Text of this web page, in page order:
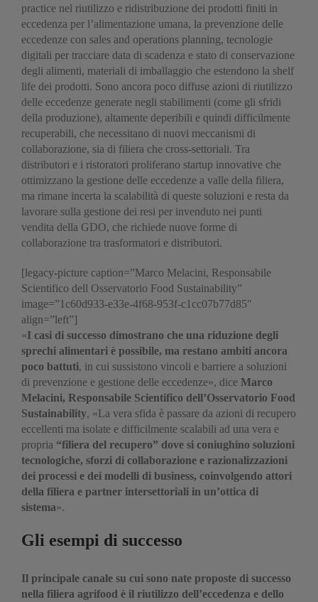
practice nel riutilizzo e ridistribuzione dei prodotti finiti in
eccedenza per l’alimentazione umana, la prevenzione delle
eccedenze con sales and operations planning, tecnologie
digitali per tracciare data di scadenza e stato di conservazione
degli alimenti, materiali di imballaggio che estendono la shelf
life dei prodotti. Sono ancora poco diffuse azioni di riutilizzo
delle eccedenze generate negli stabilimenti (come gli sfridi
della produzione), altamente deperibili e quindi difficilmente
recuperabili, che necessitano di nuovi meccanismi di
collaborazione, sia di filiera che cross-settoriali. Tra
distributori e i ristoratori proliferano startup innovative che
ottimizzano la gestione delle eccedenze a valle della filiera,
ma rimane incerta la scalabilità di queste soluzioni e resta da
lavorare sulla gestione dei resi per invenduto nei punti
vendita della GDO, che richiede nuove forme di
collaborazione tra trasformatori e distributori.
[legacy-picture caption=”Marco Melacini, Responsabile
Scientifico dell Osservatorio Food Sustainability”
image=”1c60d933-e33e-4f68-953f-c1cc07b77d85″
align=”left”]
«I casi di successo dimostrano che una riduzione degli
sprechi alimentari è possibile, ma restano ambiti ancora
poco battuti, in cui sussistono vincoli e barriere a soluzioni
di prevenzione e gestione delle eccedenze», dice Marco
Melacini, Responsabile Scientifico dell’Osservatorio Food
Sustainability, «La vera sfida è passare da azioni di recupero
eccellenti ma isolate e difficilmente scalabili ad una vera e
propria “filiera del recupero” dove si coniughino soluzioni
tecnologiche, sforzi di collaborazione e razionalizzazioni
dei processi e dei modelli di business, coinvolgendo attori
della filiera e partner intersettoriali in un’ottica di
sistema».
Gli esempi di successo
Il principale canale su cui sono nate proposte di successo
nella filiera agrifood è il riutilizzo dell’eccedenza e dello